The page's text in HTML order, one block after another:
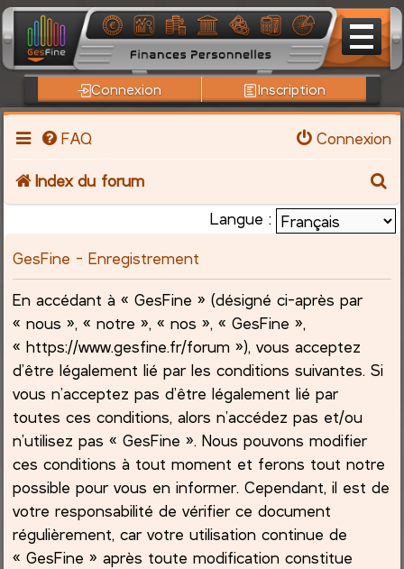
Connexion Inscription
FAQ Connexion
Index du forum
e
Langue :
GesFine - Enregistrement
En accédant à « GesFine » (désigné ci-après par
« nous », « notre », « nos », « GesFine »,
« https://www.gesfine.fr/forum »), vous acceptez
d’être légalement lié par les conditions suivantes. Si
vous n’acceptez pas d’être légalement lié par
toutes ces conditions, alors n’accédez pas et/ou
n’utilisez pas « GesFine ». Nous pouvons modifier
ces conditions à tout moment et ferons tout notre
possible pour vous en informer. Cependant, il est de
votre responsabilité de vérifier ce document
régulièrement, car votre utilisation continue de
« GesFine » après toute modification constitue